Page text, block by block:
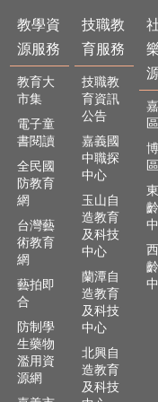
樂
齡
資
源
各
項
路
通
報
交
通
資
訊
查
詢
回
首
教學資
源服務
教育大
市集
電子童
書閱讀
全民國
防教育
網
台灣藝
術教育
網
藝拍即
合
防制學
生藥物
濫用資
源網
技職教
育服務
技職教
育資訊
公告
嘉義國
中職探
中心
玉山自
造教育
及科技
中心
蘭潭自
造教育
及科技
中心
北興自
造教育
及科技